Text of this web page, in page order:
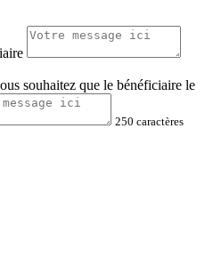
souhaitez que le bénéficiaire le
250 caractères